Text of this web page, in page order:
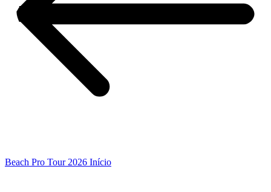
Beach Pro Tour 2026 Início